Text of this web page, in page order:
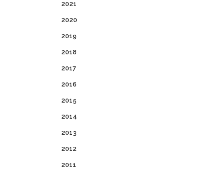
2021
2020
2019
2018
2017
2016
2015
2014
2013
2012
2011